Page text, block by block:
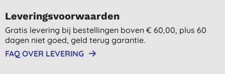
Leveringsvoorwaarden
Gratis levering bij bestellingen boven € 60,00, plus 60
dagen niet goed, geld terug garantie.
FAQ OVER LEVERING